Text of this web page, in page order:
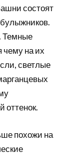
состоят
булыжников.
Темные
чему на их
светлые
оттенок.
похожи на